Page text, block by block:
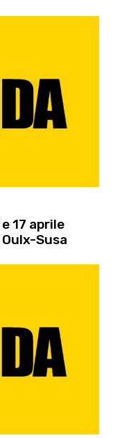
17 aprile
Susa